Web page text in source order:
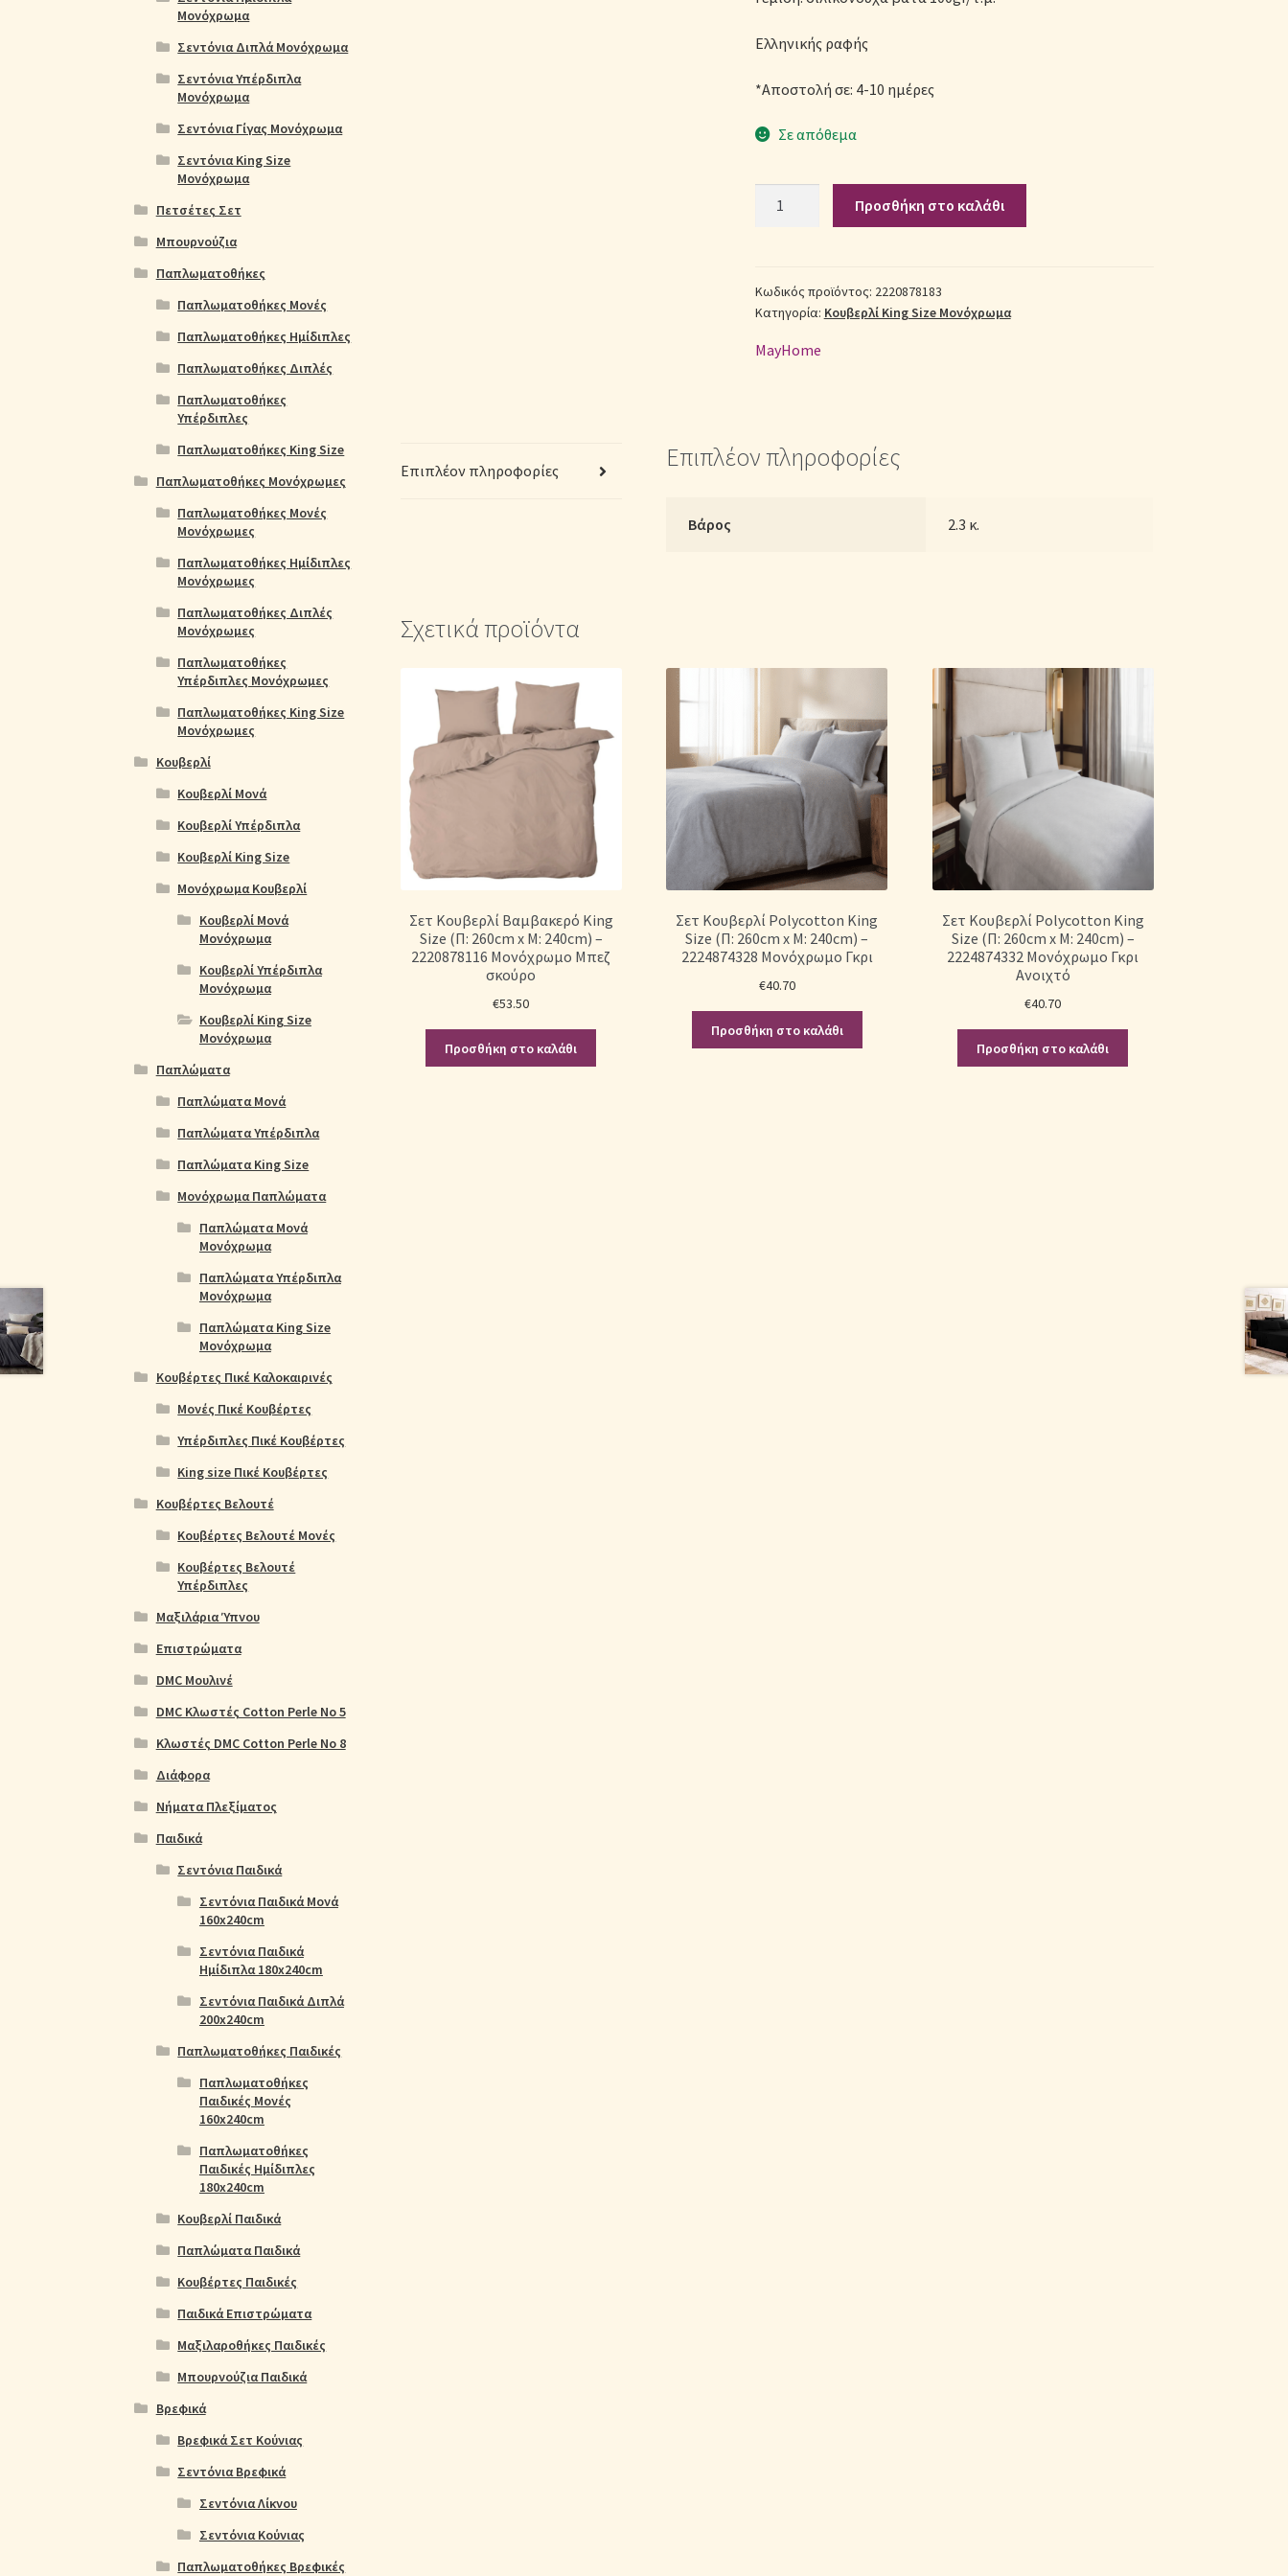
Ελληνικής ραφής
*Αποστολή σε: 4-10 ημέρες
Σε απόθεμα
Size
(Π:
x
2220878183
Προσθήκη στο καλάθι
Κωδικός προϊόντος: 2220878183
Κατηγορία: Κουβερλί King Size Μονόχρωμα
MayHome
Επιπλέον πληροφορίες Επιπλέον πληροφορίες
Βάρος 2.3 κ.
Σχετικά προϊόντα
Σετ Κουβερλί Βαμβακερό King
Size (Π: 260cm x Μ: 240cm) –
2220878116 Μονόχρωμο Μπεζ
σκούρο
€53.50
Προσθήκη στο καλάθι
Σετ Κουβερλί Polycotton King
Size (Π: 260cm x Μ: 240cm) –
2224874328 Μονόχρωμο Γκρι
€40.70
Προσθήκη στο καλάθι
Σετ Κουβερλί Polycotton King
Size (Π: 260cm x Μ: 240cm) –
2224874332 Μονόχρωμο Γκρι
Ανοιχτό
€40.70
Προσθήκη στο καλάθι
Μονόχρωμα
Σεντόνια Διπλά Μονόχρωμα
Σεντόνια Υπέρδιπλα
Μονόχρωμα
Σεντόνια Γίγας Μονόχρωμα
Σεντόνια King Size
Μονόχρωμα
Πετσέτες Σετ
Μπουρνούζια
Παπλωματοθήκες
Παπλωματοθήκες Μονές
Παπλωματοθήκες Ημίδιπλες
Παπλωματοθήκες Διπλές
Παπλωματοθήκες
Υπέρδιπλες
Παπλωματοθήκες King Size
Παπλωματοθήκες Μονόχρωμες
Παπλωματοθήκες Μονές
Μονόχρωμες
Παπλωματοθήκες Ημίδιπλες
Μονόχρωμες
Παπλωματοθήκες Διπλές
Μονόχρωμες
Παπλωματοθήκες
Υπέρδιπλες Μονόχρωμες
Παπλωματοθήκες King Size
Μονόχρωμες
Κουβερλί
Κουβερλί Μονά
Κουβερλί Υπέρδιπλα
Κουβερλί King Size
Μονόχρωμα Κουβερλί
Κουβερλί Μονά
Μονόχρωμα
Κουβερλί Υπέρδιπλα
Μονόχρωμα
Κουβερλί King Size
Μονόχρωμα
Παπλώματα
Παπλώματα Μονά
Παπλώματα Υπέρδιπλα
Παπλώματα King Size
Μονόχρωμα Παπλώματα
Παπλώματα Μονά
Μονόχρωμα
Παπλώματα Υπέρδιπλα
Μονόχρωμα
Παπλώματα King Size
Μονόχρωμα
Κουβέρτες Πικέ Καλοκαιρινές
Μονές Πικέ Κουβέρτες
Υπέρδιπλες Πικέ Κουβέρτες
King size Πικέ Κουβέρτες
Κουβέρτες Βελουτέ
Κουβέρτες Βελουτέ Μονές
Κουβέρτες Βελουτέ
Υπέρδιπλες
Μαξιλάρια Ύπνου
Επιστρώματα
DMC Μουλινέ
DMC Κλωστές Cotton Perle No 5
Κλωστές DMC Cotton Perle No 8
Διάφορα
Νήματα Πλεξίματος
Παιδικά
Σεντόνια Παιδικά
Σεντόνια Παιδικά Μονά
160x240cm
Σεντόνια Παιδικά
Ημίδιπλα 180x240cm
Σεντόνια Παιδικά Διπλά
200x240cm
Παπλωματοθήκες Παιδικές
Παπλωματοθήκες
Παιδικές Μονές
160x240cm
Παπλωματοθήκες
Παιδικές Ημίδιπλες
180x240cm
Κουβερλί Παιδικά
Παπλώματα Παιδικά
Κουβέρτες Παιδικές
Παιδικά Επιστρώματα
Μαξιλαροθήκες Παιδικές
Μπουρνούζια Παιδικά
Βρεφικά
Βρεφικά Σετ Κούνιας
Σεντόνια Βρεφικά
Σεντόνια Λίκνου
Σεντόνια Κούνιας
Παπλωματοθήκες Βρεφικές